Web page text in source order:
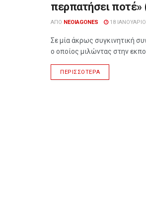
περπατήσει ποτέ»
ΑΠΌ NEOIAGONES 18
Σε μία άκρως συγκινητική
ο οποίος μιλώντας στην
ΠΕΡΙΣΣΌΤΕΡΑ